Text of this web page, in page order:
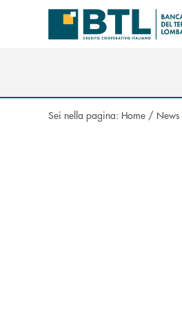
Salta al contenuto principale
Sei nella pagina: Home / News